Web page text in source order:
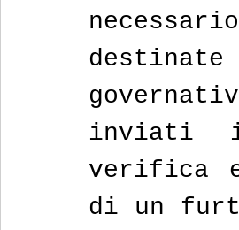
inviati
verifica
di un